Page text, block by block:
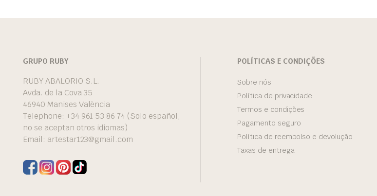
GRUPO RUBY
RUBY ABALORIO S.L.
Avda. de la Cova 35
46940 Manises València
Telephone: +34 961 53 86 74 (Solo español,
no se aceptan otros idiomas)
Email: artestar123@gmail.com
POLÍTICAS E CONDIÇÕES
Sobre nós
Política de privacidade
Termos e condições
Pagamento seguro
Política de reembolso e devolução
Taxas de entrega